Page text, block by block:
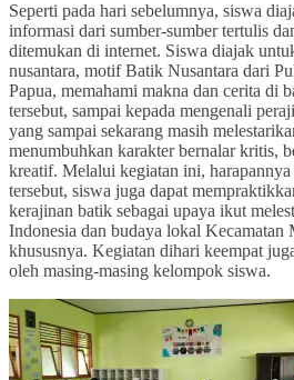
Seperti pada hari sebelumnya, siswa
informasi dari sumber-sumber tertulis
ditemukan di internet. Siswa diajak
nusantara, motif Batik Nusantara dari
Papua, memahami makna dan cerita di
tersebut, sampai kepada mengenali
yang sampai sekarang masih
menumbuhkan karakter bernalar kritis,
kreatif. Melalui kegiatan ini,
tersebut, siswa juga dapat
kerajinan batik sebagai upaya ikut
Indonesia dan budaya lokal Kecamatan
khususnya. Kegiatan dihari keempat
oleh masing-masing kelompok siswa.